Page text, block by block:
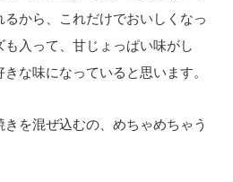
るから、これだけでおいしくなっ
入って、甘じょっぱい味がし
な味になっていると思います。
きを混ぜ込むの、めちゃめちゃう